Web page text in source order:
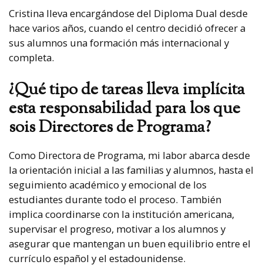
Cristina lleva encargándose del Diploma Dual desde
hace varios años, cuando el centro decidió ofrecer a
sus alumnos una formación más internacional y
completa.
¿Qué tipo de tareas lleva implícita
esta responsabilidad para los que
sois Directores de Programa?
Como Directora de Programa, mi labor abarca desde
la orientación inicial a las familias y alumnos, hasta el
seguimiento académico y emocional de los
estudiantes durante todo el proceso. También
implica coordinarse con la institución americana,
supervisar el progreso, motivar a los alumnos y
asegurar que mantengan un buen equilibrio entre el
currículo español y el estadounidense.